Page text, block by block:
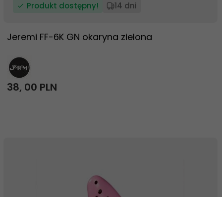
Produkt dostępny! 14 dni
Jeremi FF-6K GN okaryna zielona
38, 00 PLN